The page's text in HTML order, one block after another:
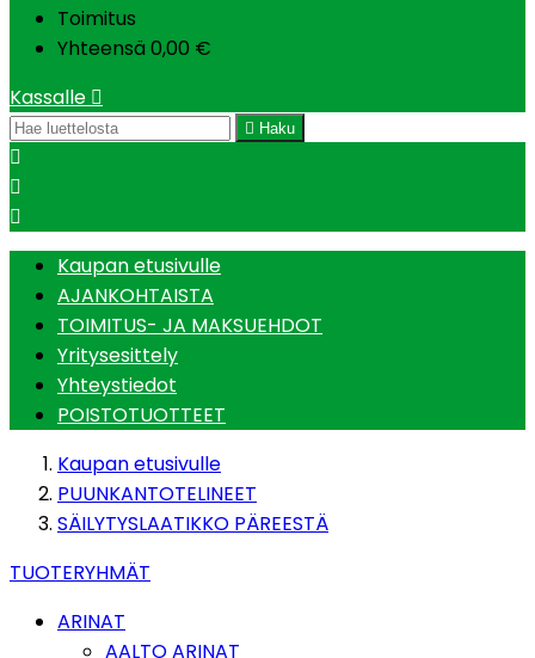
Toimitus
Yhteensä 0,00 €
Kassalle 
 Haku



Kaupan etusivulle
AJANKOHTAISTA
TOIMITUS- JA MAKSUEHDOT
Yritysesittely
Yhteystiedot
POISTOTUOTTEET
Kaupan etusivulle
PUUNKANTOTELINEET
SÄILYTYSLAATIKKO PÄREESTÄ
TUOTERYHMÄT
ARINAT
AALTO ARINAT